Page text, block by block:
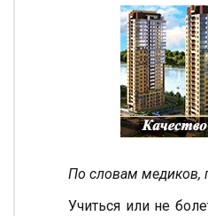
По словам медиков,
Учиться или не